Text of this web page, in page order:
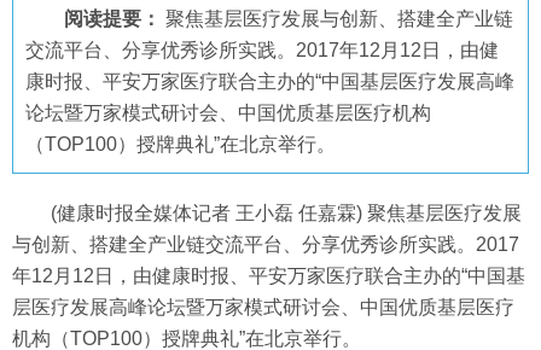
阅读提要： 聚焦基层医疗发展与创新、搭建全产业链
交流平台、分享优秀诊所实践。2017年12月12日，由健
康时报、平安万家医疗联合主办的“中国基层医疗发展高峰
论坛暨万家模式研讨会、中国优质基层医疗机构
（TOP100）授牌典礼”在北京举行。
(健康时报全媒体记者 王小磊 任嘉霖) 聚焦基层医疗发展
与创新、搭建全产业链交流平台、分享优秀诊所实践。2017
年12月12日，由健康时报、平安万家医疗联合主办的“中国基
层医疗发展高峰论坛暨万家模式研讨会、中国优质基层医疗
机构（TOP100）授牌典礼”在北京举行。